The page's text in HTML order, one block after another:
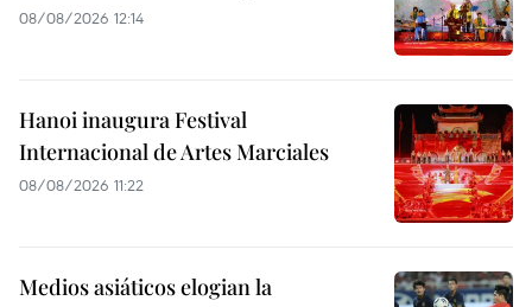
08/08/2026 12:14
Hanoi inaugura Festival
Internacional de Artes Marciales
08/08/2026 11:22
Medios asiáticos elogian la